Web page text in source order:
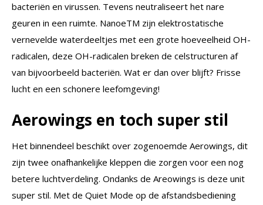
bacteriën en virussen. Tevens neutraliseert het nare
geuren in een ruimte. NanoeTM zijn elektrostatische
vernevelde waterdeeltjes met een grote hoeveelheid OH-
radicalen, deze OH-radicalen breken de celstructuren af
van bijvoorbeeld bacteriën. Wat er dan over blijft? Frisse
lucht en een schonere leefomgeving!
Aerowings en toch super stil
Het binnendeel beschikt over zogenoemde Aerowings, dit
zijn twee onafhankelijke kleppen die zorgen voor een nog
betere luchtverdeling. Ondanks de Areowings is deze unit
super stil. Met de Quiet Mode op de afstandsbediening